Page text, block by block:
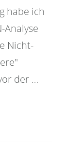
habe ich
Analyse
Nicht-
der …